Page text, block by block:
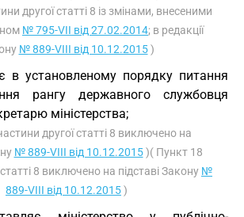
другої статті 8 із змінами, внесеними
№ 795-VII від 27.02.2014; в редакції
№ 889-VIII від 10.12.2015)
в установленому порядку питання
рангу державного службовця
міністерства;
другої статті 8 виключено на
№ 889-VIII від 10.12.2015)( Пункт 18
8 виключено на підставі Закону №
889-VIII від 10.12.2015)